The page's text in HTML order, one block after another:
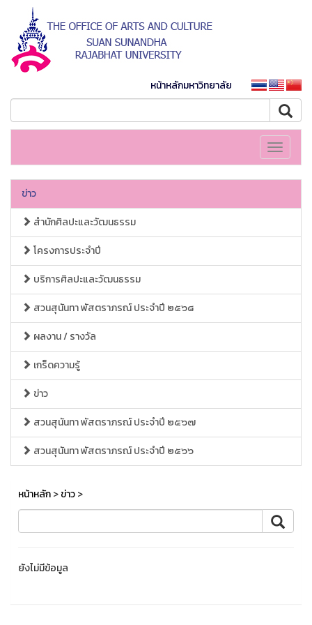
หน้าหลักมหาวิทยาลัย
Toggle
ข่าว
สำนักศิลปะและวัฒนธรรม
โครงการประจำปี
บริการศิลปะและวัฒนธรรม
สวนสุนันทา พัสตราภรณ์ ประจำปี ๒๕๖๘
ผลงาน / รางวัล
เกร็ดความรู้
ข่าว
สวนสุนันทา พัสตราภรณ์ ประจำปี ๒๕๖๗
สวนสุนันทา พัสตราภรณ์ ประจำปี ๒๕๖๖
หน้าหลัก>ข่าว>
ยังไม่มีข้อมูล